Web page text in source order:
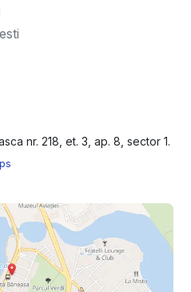
nr. 218, et. 3, ap. 8, sector 1.